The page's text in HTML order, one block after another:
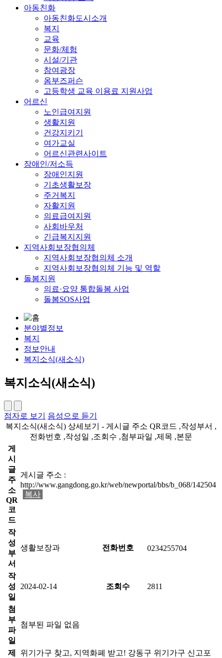
아동친화
아동친화도시소개
복지
교육
문화/체험
시설/기관
참여광장
옴부즈퍼슨
고등학생 교육 이용료 지원사업
어르신
노인급여지원
생활지원
건강지키기
여가교실
어르신관련사이트
장애인/저소득
장애인지원
기초생활보장
주거복지
자활지원
의료급여지원
사회바우처
긴급복지지원
지역사회보장협의체
지역사회보장협의체 소개
지역사회보장협의체 기능 및 역할
돌봄지원
의료·요양 통합돌봄 사업
돌봄SOS사업
분야별정보
복지
정보안내
복지소식(새소식)
복지소식(새소식)
점자로 보기
음성으로 듣기
복지소식(새소식) 상세보기 - 게시글 주소 QR코드 ,작성부서 ,
전화번호 ,작성일 ,조회수 ,첨부파일 ,제목 ,본문
게
시
글
주
소
QR
코
드
게시글 주소 :
http://www.gangdong.go.kr/web/newportal/bbs/b_068/142504
복사
작
성
부
서
생활보장과 전화번호 0234255704
작
성
일
2024-02-14 조회수 2811
첨
부
파
일
첨부된 파일 없음
제
위기가구 찾고, 지역화폐 받고! 강동구 위기가구 신고포